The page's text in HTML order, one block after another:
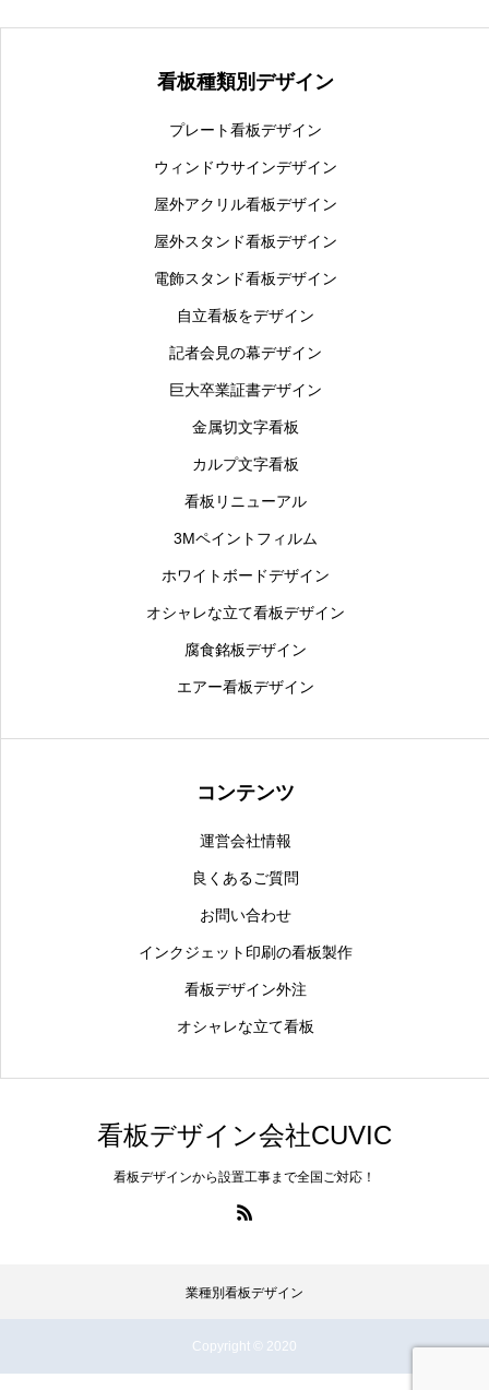
看板種類別デザイン
プレート看板デザイン
ウィンドウサインデザイン
屋外アクリル看板デザイン
屋外スタンド看板デザイン
電飾スタンド看板デザイン
自立看板をデザイン
記者会見の幕デザイン
巨大卒業証書デザイン
金属切文字看板
カルプ文字看板
看板リニューアル
3Mペイントフィルム
ホワイトボードデザイン
オシャレな立て看板デザイン
腐食銘板デザイン
エアー看板デザイン
コンテンツ
運営会社情報
良くあるご質問
お問い合わせ
インクジェット印刷の看板製作
看板デザイン外注
オシャレな立て看板
看板デザイン会社CUVIC
看板デザインから設置工事まで全国ご対応！
業種別看板デザイン
Copyright © 2020